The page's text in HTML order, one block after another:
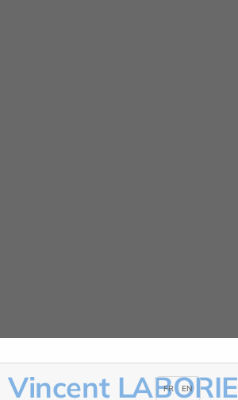
Vincent LABORIE
FR EN